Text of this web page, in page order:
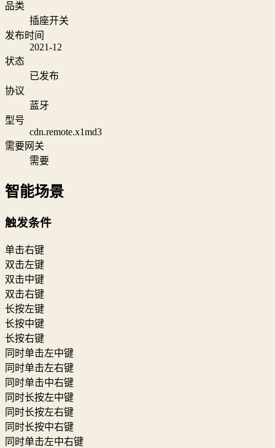
品类
插座开关
发布时间
2021-12
状态
已发布
协议
蓝牙
型号
cdn.remote.x1md3
需要网关
需要
智能场景
触发条件
单击右键
双击左键
双击中键
双击右键
长按左键
长按中键
长按右键
同时单击左中键
同时单击左右键
同时单击中右键
同时长按左中键
同时长按左右键
同时长按中右键
同时单击左中右键